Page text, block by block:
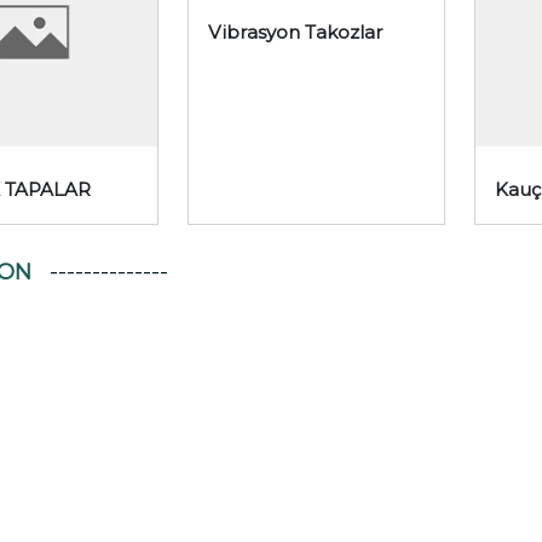
Vibrasyon Takozlar